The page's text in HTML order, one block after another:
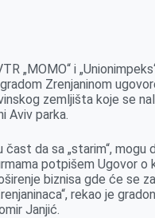
„MOMO“ i
Zrenjaninom
zemljišta koje se
Aviv parka.
čast da sa „starim“, mogu
potpišem Ugovor o
biznisa gde će se
rekao je
Janjić.